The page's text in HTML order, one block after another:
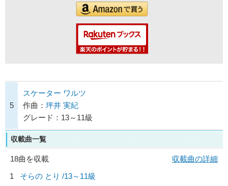
5
スケーター ワルツ
作曲： 坪井 実紀
グレード：13～11級
収載曲一覧
18曲を収載
収載曲の詳細
1
そらの とり /13～11級